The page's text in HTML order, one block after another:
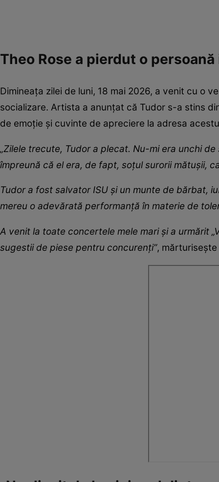
Theo Rose a pierdut o
Dimineața zilei de luni, 18 mai 2026, a venit cu o
socializare. Artista a anunțat că Tudor s-a stins
de emoție și cuvinte de apreciere la adresa
„Zilele trecute, Tudor a plecat. Nu-mi era unchi
împreună că el era, de fapt, soțul surorii mătușii,
Tudor a fost salvator ISU și un munte de bărbat,
mereu o adevărată performanță în materie de
A venit la toate concertele mele mari și a urmărit
sugestii de piese pentru concurenți”,